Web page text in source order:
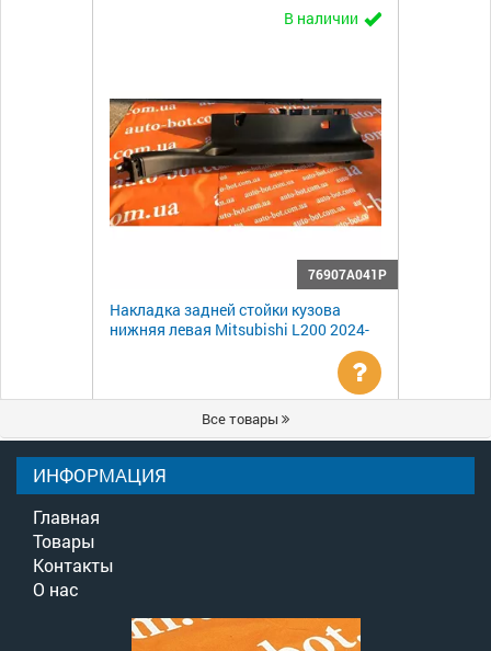
цену
В наличии
76907A041P
Накладка задней стойки кузова
нижняя левая Mitsubishi L200 2024-
Уточнить
цену
Все товары
ИНФОРМАЦИЯ
Главная
Товары
Контакты
О нас